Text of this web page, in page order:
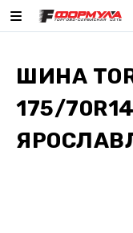
ШИНА
175/